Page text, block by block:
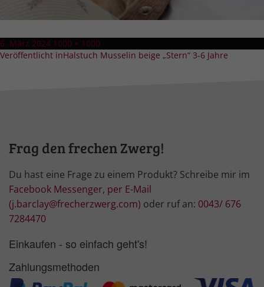
Veröffentlicht
am
6. März 2024 Volle
Größe
1000 × 1000
Beitragsnavigation
Veröffentlicht inHalstuch Musselin beige „Stern“ 3-6 Jahre
Frag den frechen Zwerg!
Du hast eine Frage zu einem Produkt? Schreibe mir im
Facebook Messenger, per E-Mail
(j.barclay@frecherzwerg.com) oder ruf an: 0043/ 676
7284470
Einkaufen - so einfach geht's!
Zahlungsmethoden